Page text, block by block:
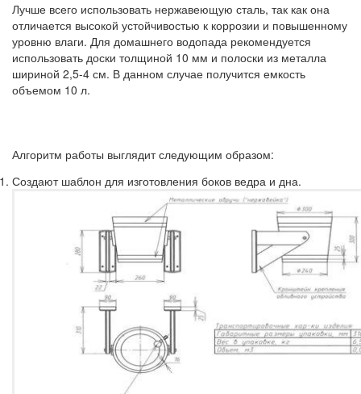
Лучше всего использовать нержавеющую сталь, так как она
отличается высокой устойчивостью к коррозии и повышенному
уровню влаги. Для домашнего водопада рекомендуется
использовать доски толщиной 10 мм и полоски из металла
шириной 2,5-4 см. В данном случае получится емкость
объемом 10 л.
Алгоритм работы выглядит следующим образом:
Создают шаблон для изготовления боков ведра и дна.